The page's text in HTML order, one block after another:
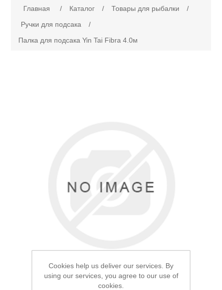
Каталог
Главная / Каталог / Товары для рыбалки
/
Ручки для подсака
/
Палка для подсака Yin Tai Fibra 4.0м
Cookies help us deliver our services. By
using our services, you agree to our use of
cookies.